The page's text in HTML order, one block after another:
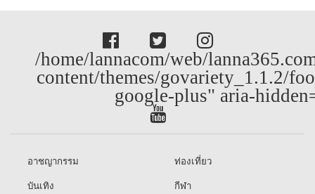
/home/lannacom/web/
content/themes/govariety_1.1.2/
google-plus" aria-
อาชญากรรม
ท่องเที่ยว
บันเทิง
กีฬา